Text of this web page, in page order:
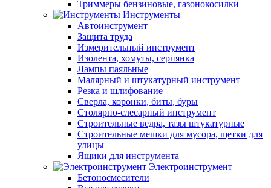
Триммеры бензиновые, газонокосилки
Инструменты
Автоинструмент
Защита труда
Измерительный инструмент
Изолента, хомуты, серпянка
Лампы паяльные
Малярный и штукатурный инструмент
Резка и шлифование
Сверла, коронки, биты, буры
Столярно-слесарный инструмент
Строительные ведра, тазы штукатурные
Строительные мешки для мусора, щетки для
улицы
Ящики для инструмента
Электроинструмент
Бетоносмесители